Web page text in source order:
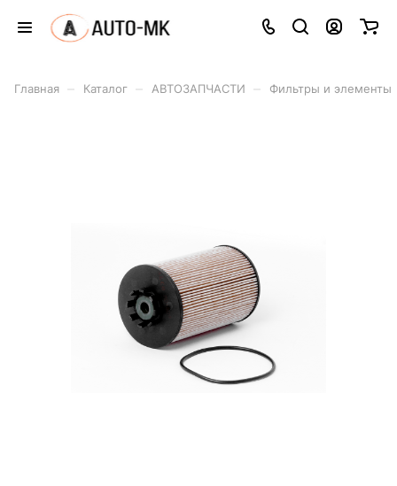
Главная Каталог АВТОЗАПЧАСТИ Фильтры и элементы